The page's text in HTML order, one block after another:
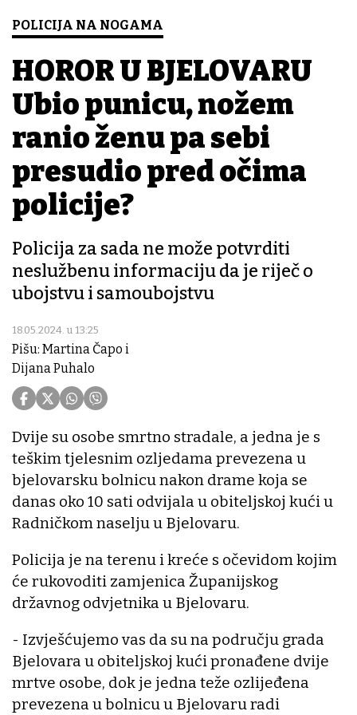
POLICIJA NA NOGAMA
HOROR U BJELOVARU
Ubio punicu, nožem
ranio ženu pa sebi
presudio pred očima
policije?
Policija za sada ne može potvrditi
neslužbenu informaciju da je riječ o
ubojstvu i samoubojstvu
18.05.2024. u 13:25
Pišu: Martina Čapo i
Dijana Puhalo
Dvije su osobe smrtno stradale, a jedna je s
teškim tjelesnim ozljedama prevezena u
bjelovarsku bolnicu nakon drame koja se
danas oko 10 sati odvijala u obiteljskoj kući u
Radničkom naselju u Bjelovaru.
Policija je na terenu i kreće s očevidom kojim
će rukovoditi zamjenica Županijskog
državnog odvjetnika u Bjelovaru.
- Izvješćujemo vas da su na području grada
Bjelovara u obiteljskoj kući pronađene dvije
mrtve osobe, dok je jedna teže ozlijeđena
prevezena u bolnicu u Bjelovaru radi